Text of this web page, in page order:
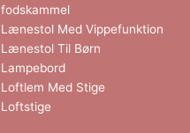
fodskammel
Lænestol Med Vippefunktion
Lænestol Til Børn
Lampebord
Loftlem Med Stige
Loftstige